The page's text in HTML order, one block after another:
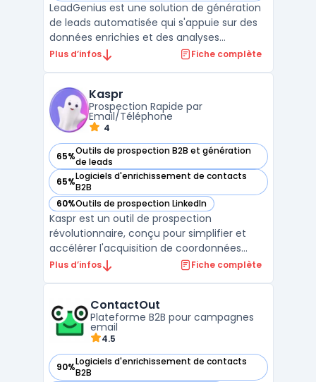
LeadGenius est une solution de génération
de leads automatisée qui s'appuie sur des
données enrichies et des analyses
avancées pour améliorer les processus de
données précises et actualisées sur les
prospects, ce qu ...
Plus d’infos Fiche complète
Kaspr
Prospection Rapide par
Email/Téléphone
4
65%Outils de prospection B2B et génération
de leads
— voir Kaspr dans cette catégorie
65%Logiciels d'enrichissement de contacts
B2B
— voir Kaspr dans cette catégorie
60%Outils de prospection LinkedIn
— voir Kaspr dans cette catégorie
Kaspr est un outil de prospection
révolutionnaire, conçu pour simplifier et
accélérer l'acquisition de coordonnées
professionnelles telles que les emails et les
cruciales, augmentant significativement
l'efficacité de ...
Plus d’infos Fiche complète
ContactOut
Plateforme B2B pour campagnes
email
4.5
90%Logiciels d'enrichissement de contacts
B2B
— voir ContactOut dans cette catégorie